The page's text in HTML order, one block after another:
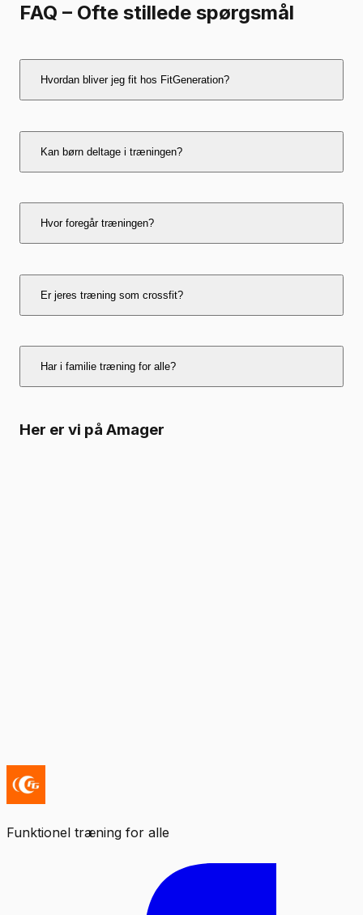
FAQ – Ofte stillede spørgsmål
Hvordan bliver jeg fit hos FitGeneration?
Gennem funktionel træning, fællesskab og
tilpassede forløb for både børn og voksne.
Kan børn deltage i træningen?
Ja, vi tilbyder træning for børn og fitness for børn
under 15 i trygge rammer.
Hvor foregår træningen?
Vi tilbyder træning på Østerbro, Vesterbro,
Nørrebro, Vanløse, Gentofte og Amager på
Er jeres træning som crossfit?
Ja, vi bruger elementer fra crossfit i København,
men tilpasser det til alle niveauer.
Har i familie træning for alle?
Ja, vores familie træning passer til alle uanset
Her er vi på Amager
Funktionel træning for alle